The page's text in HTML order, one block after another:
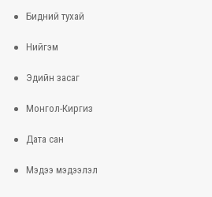
Бидний тухай
Нийгэм
Эдийн засаг
Монгол-Киргиз
Дата сан
Мэдээ мэдээлэл